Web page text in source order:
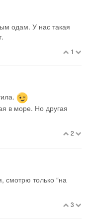
одам. У нас такая
1
в море. Но другая
2
смотрю только “на
3